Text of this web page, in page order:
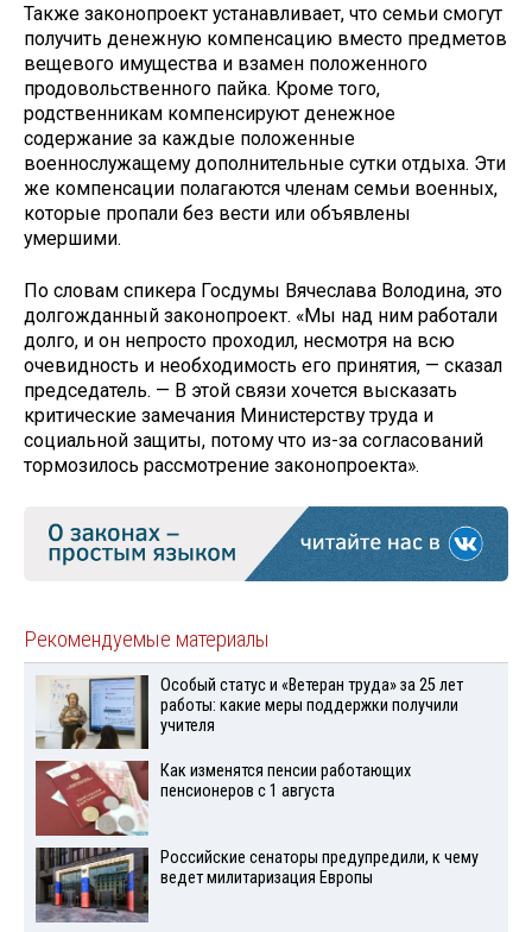
Также законопроект устанавливает, что семьи смогут
получить денежную компенсацию вместо предметов
вещевого имущества и взамен положенного
продовольственного пайка. Кроме того,
родственникам компенсируют денежное
содержание за каждые положенные
военнослужащему дополнительные сутки отдыха. Эти
же компенсации полагаются членам семьи военных,
которые пропали без вести или объявлены
умершими.
По словам спикера Госдумы Вячеслава Володина, это
долгожданный законопроект. «Мы над ним работали
долго, и он непросто проходил, несмотря на всю
очевидность и необходимость его принятия, — сказал
председатель. — В этой связи хочется высказать
критические замечания Министерству труда и
социальной защиты, потому что из-за согласований
тормозилось рассмотрение законопроекта».
Рекомендуемые материалы
Особый статус и «Ветеран труда» за 25 лет
работы: какие меры поддержки получили
учителя
Как изменятся пенсии работающих
пенсионеров с 1 августа
Российские сенаторы предупредили, к чему
ведет милитаризация Европы